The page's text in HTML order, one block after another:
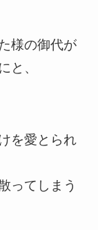
様の御代が
と、
を愛とられ
ってしまう